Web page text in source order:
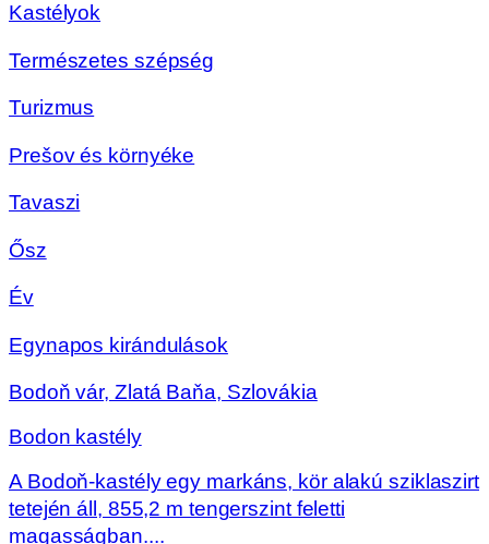
Kastélyok
Természetes szépség
Turizmus
Prešov és környéke
Tavaszi
Ősz
Év
Egynapos kirándulások
Bodoň vár, Zlatá Baňa, Szlovákia
Bodon kastély
A Bodoň-kastély egy markáns, kör alakú sziklaszirt
tetején áll, 855,2 m tengerszint feletti
magasságban....